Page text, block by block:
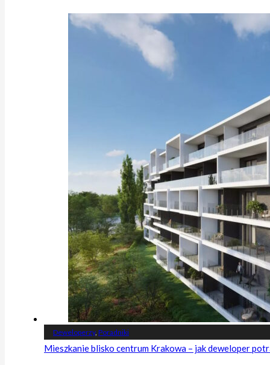
Deweloperzy, Poradniki
Mieszkanie blisko centrum Krakowa – jak deweloper